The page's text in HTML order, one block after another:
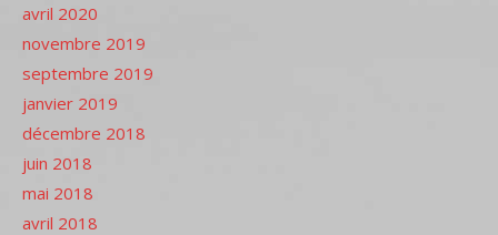
avril 2020
novembre 2019
septembre 2019
janvier 2019
décembre 2018
juin 2018
mai 2018
avril 2018